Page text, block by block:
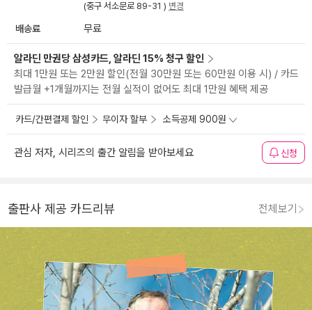
(중구 서소문로 89-31 ) 변경
배송료 무료
알라딘 만권당 삼성카드, 알라딘 15% 청구 할인
최대 1만원 또는 2만원 할인(전월 30만원 또는 60만원 이용 시) / 카드
발급월 +1개월까지는 전월 실적이 없어도 최대 1만원 혜택 제공
카드/간편결제 할인 무이자 할부 소득공제 900원
관심 저자, 시리즈의 출간 알림을 받아보세요 신청
출판사 제공 카드리뷰 전체보기